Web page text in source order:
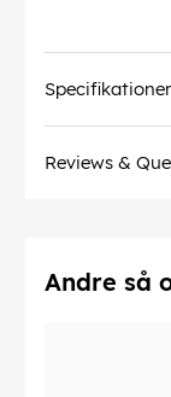
Specifikation:
Optisk fiber
Optisk fiber
Forbindelser:
chemical
Kink
:
LSZH
Specifikationer
Reviews &
Andre så